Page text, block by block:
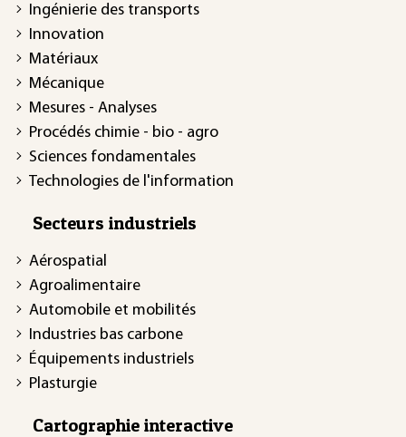
Ingénierie des transports
Innovation
Matériaux
Mécanique
Mesures - Analyses
Procédés chimie - bio - agro
Sciences fondamentales
Technologies de l'information
Secteurs industriels
Aérospatial
Agroalimentaire
Automobile et mobilités
Industries bas carbone
Équipements industriels
Plasturgie
Cartographie interactive